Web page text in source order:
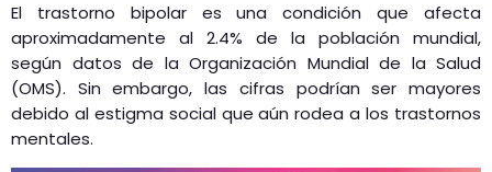
El trastorno bipolar es una condición que afecta
aproximadamente al 2.4% de la población mundial,
según datos de la Organización Mundial de la Salud
(OMS). Sin embargo, las cifras podrían ser mayores
debido al estigma social que aún rodea a los trastornos
mentales.